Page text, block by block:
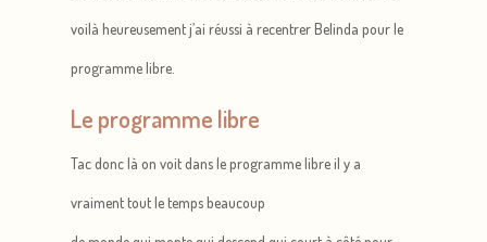
voilà heureusement j’ai réussi à recentrer Belinda pour le
programme libre.
Le programme libre
Tac donc là on voit dans le programme libre il y a
vraiment tout le temps beaucoup